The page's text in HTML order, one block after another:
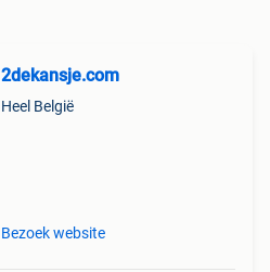
2dekansje.com
Heel België
Bezoek website